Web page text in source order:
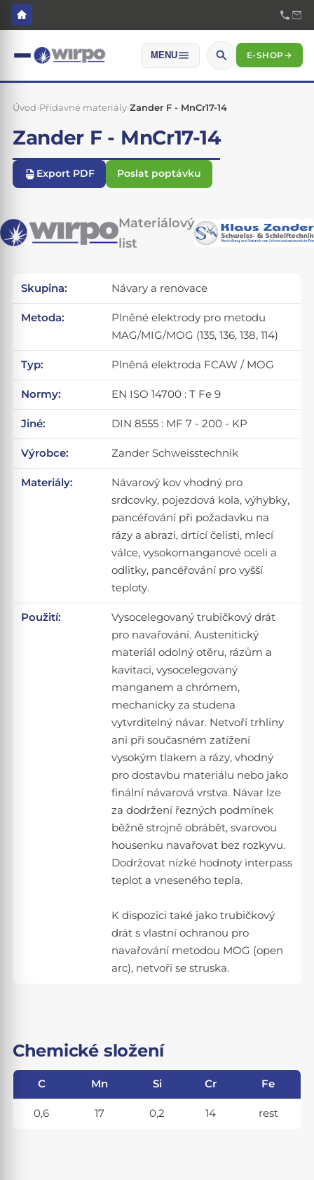
MENU E-SHOP→
Úvod›Přídavné materiály›Zander F - MnCr17-14
Zander F - MnCr17-14
Export PDF Poslat poptávku
Materiálový
list
Skupina: Návary a renovace
Metoda:
Plněné elektrody pro metodu
MAG/MIG/MOG (135, 136, 138, 114)
Typ: Plněná elektroda FCAW / MOG
Normy: EN ISO 14700 : T Fe 9
Jiné: DIN 8555 : MF 7 - 200 - KP
Výrobce: Zander Schweisstechnik
Materiály:
Návarový kov vhodný pro
srdcovky, pojezdová kola, výhybky,
pancéřování při požadavku na
rázy a abrazi, drtící čelisti, mlecí
válce, vysokomanganové oceli a
odlitky, pancéřování pro vyšší
teploty.
Použití:
Vysocelegovaný trubičkový drát
pro navařování. Austenitický
materiál odolný otěru, rázům a
kavitaci, vysocelegovaný
manganem a chrómem,
mechanicky za studena
vytvrditelný návar. Netvoří trhliny
ani při současném zatížení
vysokým tlakem a rázy, vhodný
pro dostavbu materiálu nebo jako
finální návarová vrstva. Návar lze
za dodržení řezných podmínek
běžně strojně obrábět, svarovou
housenku navařovat bez rozkyvu.
Dodržovat nízké hodnoty interpass
teplot a vneseného tepla.
K dispozici také jako trubičkový
drát s vlastní ochranou pro
navařování metodou MOG (open
arc), netvoří se struska.
Chemické složení
C Mn Si Cr Fe
0,6 17 0,2 14 rest